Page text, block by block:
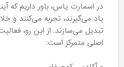
در اسمارت یاس، باور داریم که
یاد می‌گیرند، تجربه می‌کنند و
تبدیل می‌سازند. از این رو،
اصلی متمرکز است: